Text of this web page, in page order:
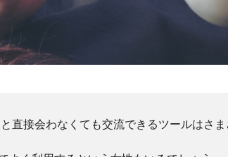
直接会わなくても交流できるツールはさま